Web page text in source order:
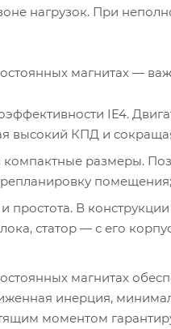
нагрузок. При
магнитах —
IE4.
высокий КПД и
размеры.
помещения;
простота. В
статор — с его
магнитах
инерция,
моментом